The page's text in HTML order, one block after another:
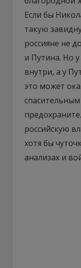
Если бы
такую
россияне не
и Путина. Но
внутри, а у
это может
российскую
хотя бы
анализах и